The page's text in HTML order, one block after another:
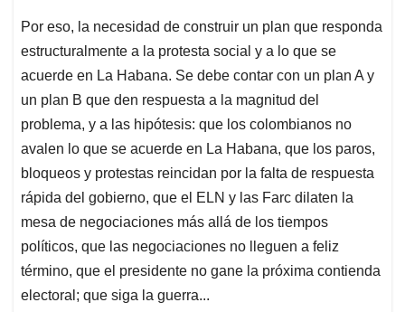
Por eso, la necesidad de construir un plan que responda
estructuralmente a la protesta social y a lo que se
acuerde en La Habana. Se debe contar con un plan A y
un plan B que den respuesta a la magnitud del
problema, y a las hipótesis: que los colombianos no
avalen lo que se acuerde en La Habana, que los paros,
bloqueos y protestas reincidan por la falta de respuesta
rápida del gobierno, que el ELN y las Farc dilaten la
mesa de negociaciones más allá de los tiempos
políticos, que las negociaciones no lleguen a feliz
término, que el presidente no gane la próxima contienda
electoral; que siga la guerra...